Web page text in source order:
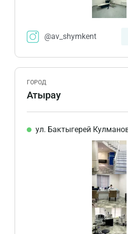
@av_shymkent
ГОРОД
Атырау
ул. Бактыгерей